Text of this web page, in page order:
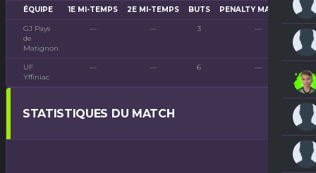
ÉQUIPE 1E MI-TEMPS 2E MI-TEMPS BUTS PENALTY MARQUÉS
GJ Pays
de
Matignon
— — 3 —
UF
Yffiniac
— — 6 —
STATISTIQUES DU MATCH